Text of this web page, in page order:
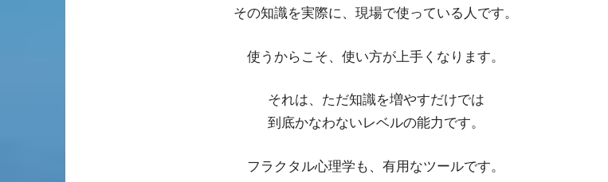
その知識を実際に、現場で使っている人です。
使うからこそ、使い方が上手くなります。
それは、ただ知識を増やすだけでは
到底かなわないレベルの能力です。
フラクタル心理学も、有用なツールです。